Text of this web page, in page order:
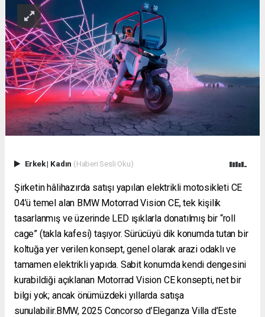
Erkek| Kadın (Haberi Sesli Oku)
Şirketin hâlihazırda satışı yapılan elektrikli motosikleti CE
04’ü temel alan BMW Motorrad Vision CE, tek kişilik
tasarlanmış ve üzerinde LED ışıklarla donatılmış bir “roll
cage” (takla kafesi) taşıyor. Sürücüyü dik konumda tutan bir
koltuğa yer verilen konsept, genel olarak arazi odaklı ve
tamamen elektrikli yapıda. Sabit konumda kendi dengesini
kurabildiği açıklanan Motorrad Vision CE konsepti, net bir
bilgi yok; ancak önümüzdeki yıllarda satışa
sunulabilir.BMW, 2025 Concorso d’Eleganza Villa d’Este